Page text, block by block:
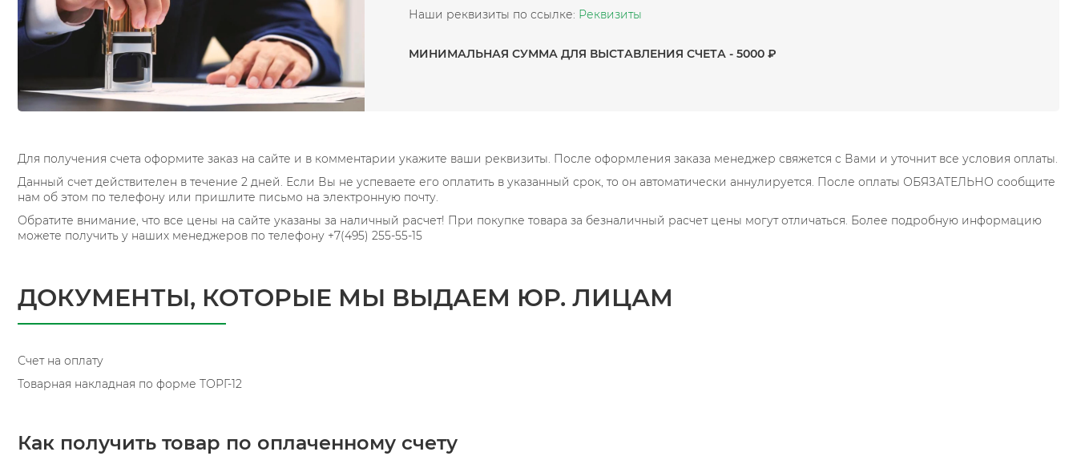
Наши реквизиты по ссылке: Реквизиты
МИНИМАЛЬНАЯ СУММА ДЛЯ ВЫСТАВЛЕНИЯ СЧЕТА - 5000 ₽
Для получения счета оформите заказ на сайте и в комментарии укажите ваши реквизиты. После оформления заказа менеджер свяжется с Вами и уточнит все условия оплаты.
Данный счет действителен в течение 2 дней. Если Вы не успеваете его оплатить в указанный срок, то он автоматически аннулируется. После оплаты ОБЯЗАТЕЛЬНО сообщите
нам об этом по телефону или пришлите письмо на электронную почту.
Обратите внимание, что все цены на сайте указаны за наличный расчет! При покупке товара за безналичный расчет цены могут отличаться. Более подробную информацию
можете получить у наших менеджеров по телефону +7(495) 255-55-15
ДОКУМЕНТЫ, КОТОРЫЕ МЫ ВЫДАЕМ ЮР. ЛИЦАМ
Счет на оплату
Товарная накладная по форме ТОРГ-12
Как получить товар по оплаченному счету